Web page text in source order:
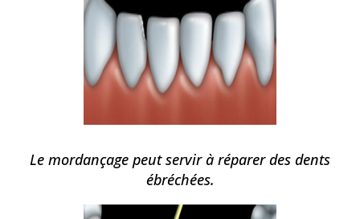
Le mordançage peut servir à réparer des dents
ébréchées.